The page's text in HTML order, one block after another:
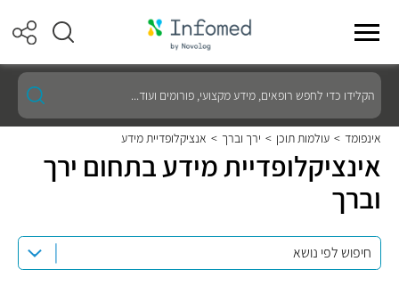
הקלידו
כדי
לחפש
רופאים,
מידע
מקצועי,
פורומים
ועוד...
אינפומד > עולמות תוכן > ירך וברך > אנציקלופדיית מידע
אינציקלופדיית מידע בתחום ירך
וברך